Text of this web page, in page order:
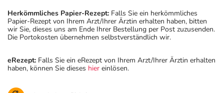
Herkömmliches Papier-Rezept: Falls Sie ein herkömmliches
Papier-Rezept von Ihrem Arzt/Ihrer Ärztin erhalten haben, bitten
wir Sie, dieses uns am Ende Ihrer Bestellung per Post zuzusenden.
Die Portokosten übernehmen selbstverständlich wir.
eRezept: Falls Sie ein eRezept von Ihrem Arzt/Ihrer Ärztin erhalten
haben, können Sie dieses hier einlösen.